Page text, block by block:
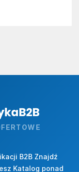
B2B Znajdź
Katalog ponad